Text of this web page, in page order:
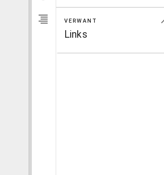
VERWANT
Links